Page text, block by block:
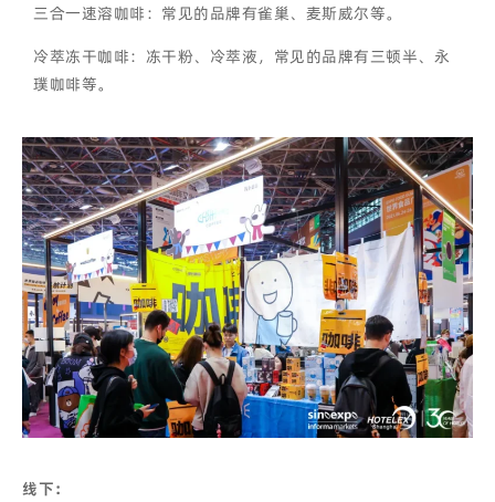
三合一速溶咖啡：常见的品牌有雀巢、麦斯威尔等。
冷萃冻干咖啡：冻干粉、冷萃液，常见的品牌有三顿半、永
璞咖啡等。
线下：